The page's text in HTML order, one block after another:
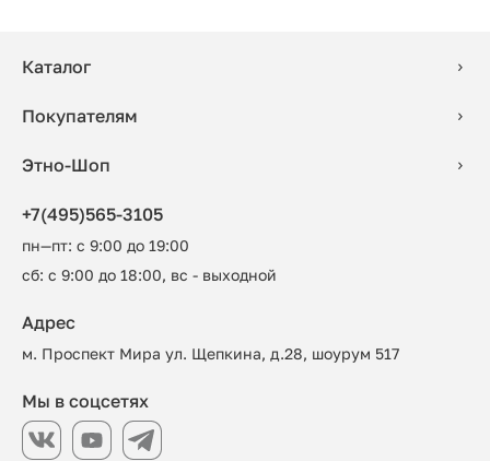
Каталог
Покупателям
Этно-Шоп
+7(495)565-3105
пн—пт: с 9:00 до 19:00
сб: с 9:00 до 18:00, вс - выходной
Адрес
м. Проспект Мира ул. Щепкина, д.28, шоурум 517
Мы в соцсетях